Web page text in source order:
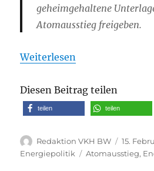
geheimgehaltene
Atomausstieg freigeben.
Weiterlesen
Diesen Beitrag teilen
teilen teilen
Autor
Redaktion VKH BW
am
15.
Energiepolitik
Schlagwörter
Atomausstieg,